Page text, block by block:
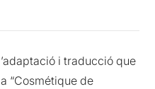
i traducció que
“Cosmétique de